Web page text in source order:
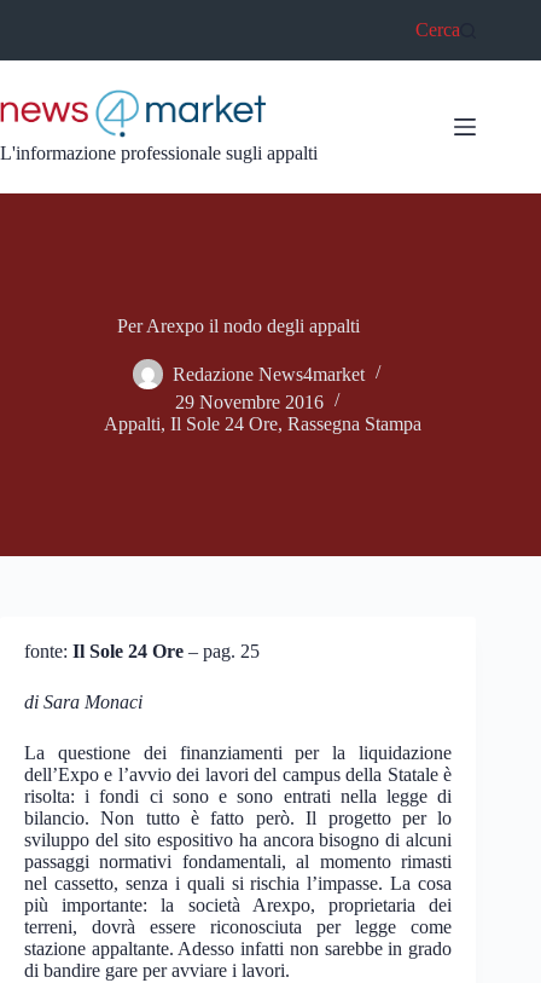
Cerca
L'informazione professionale sugli appalti
Per Arexpo il nodo degli appalti
Redazione News4market
29 Novembre 2016
Appalti, Il Sole 24 Ore, Rassegna Stampa
fonte: Il Sole 24 Ore – pag. 25
di Sara Monaci
La questione dei finanziamenti per la liquidazione
dell’Expo e l’avvio dei lavori del campus della Statale è
risolta: i fondi ci sono e sono entrati nella legge di
bilancio. Non tutto è fatto però. Il progetto per lo
sviluppo del sito espositivo ha ancora bisogno di alcuni
passaggi normativi fondamentali, al momento rimasti
nel cassetto, senza i quali si rischia l’impasse. La cosa
più importante: la società Arexpo, proprietaria dei
terreni, dovrà essere riconosciuta per legge come
stazione appaltante. Adesso infatti non sarebbe in grado
di bandire gare per avviare i lavori.